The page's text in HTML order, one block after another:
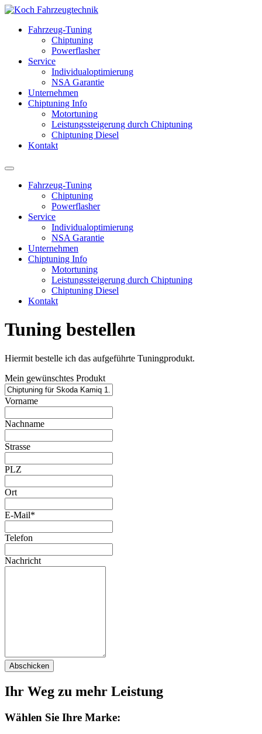
Fahrzeug-Tuning
Chiptuning
Powerflasher
Service
Individualoptimierung
NSA Garantie
Unternehmen
Chiptuning Info
Motortuning
Leistungssteigerung durch Chiptuning
Chiptuning Diesel
Kontakt
Fahrzeug-Tuning
Chiptuning
Powerflasher
Service
Individualoptimierung
NSA Garantie
Unternehmen
Chiptuning Info
Motortuning
Leistungssteigerung durch Chiptuning
Chiptuning Diesel
Kontakt
Tuning bestellen
Hiermit bestelle ich das aufgeführte Tuningprodukt.
Mein gewünschtes Produkt
Vorname
Nachname
Strasse
PLZ
Ort
E-Mail*
Telefon
Nachricht
Abschicken
Ihr Weg zu mehr Leistung
Wählen Sie Ihre Marke: